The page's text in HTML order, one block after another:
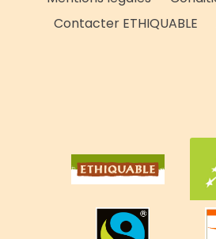
Contacter ETHIQUABLE